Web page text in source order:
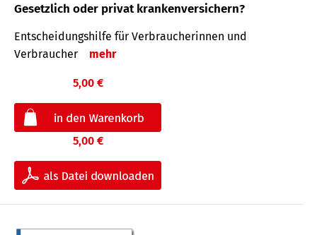
Gesetzlich oder privat krankenversichern?
Entscheidungshilfe für Verbraucherinnen und
Verbraucher
mehr
5,00 €
5,00 €